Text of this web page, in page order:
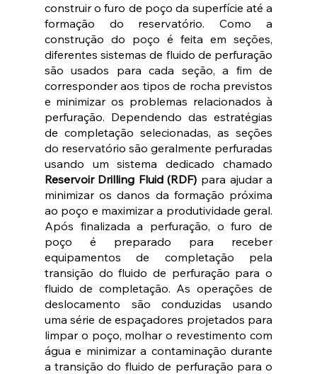
construir o furo de poço da superfície até a
formação do reservatório. Como a
construção do poço é feita em seções,
diferentes sistemas de fluido de perfuração
são usados ​​para cada seção, a fim de
corresponder aos tipos de rocha previstos
e minimizar os problemas relacionados à
perfuração. Dependendo das estratégias
de completação selecionadas, as seções
do reservatório são geralmente perfuradas
Reservoir Drilling Fluid (RDF) para ajudar a
minimizar os danos da formação próxima
ao poço e maximizar a produtividade geral.
Após finalizada a perfuração, o furo de
poço é preparado para receber
equipamentos de completação pela
transição do fluido de perfuração para o
fluido de completação. As operações de
deslocamento são conduzidas usando
uma série de espaçadores projetados para
limpar o poço, molhar o revestimento com
água e minimizar a contaminação durante
a transição do fluido de perfuração para o